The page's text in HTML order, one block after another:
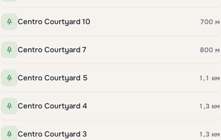
Centro Courtyard 10 700 м
Centro Courtyard 7 800 м
Centro Courtyard 5 1,1 км
Centro Courtyard 4 1,3 км
Centro Courtyard 3 1,3 км